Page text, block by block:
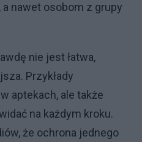
nawet osobom z grupy
nie jest łatwa,
Przykłady
aptekach, ale także
na każdym kroku.
że ochrona jednego